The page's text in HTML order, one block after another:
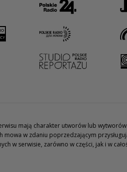
mają charakter utworów lub
w zdaniu poprzedzającym
w serwisie, zarówno w części, jak i w